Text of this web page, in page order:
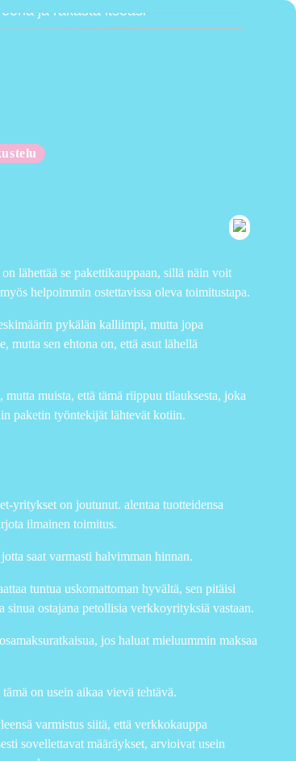
ja rakasta itseäsi
lähettää se pakettikauppaan, sillä näin voit
helpoimmin ostettavissa oleva toimitustapa.
pykälän kalliimpi, mutta jopa
mutta sen ehtona on, että asut lähellä
muista, että tämä riippuu tilauksesta, joka
paketin työntekijät lähtevät kotiin.
yritykset on joutunut. alentaa tuotteidensa
ilmainen toimitus.
saat varmasti halvimman hinnan.
tuntua uskomattoman hyvältä, sen pitäisi
sinua ostajana petollisia verkkoyrityksiä vastaan.
jos haluat mieluummin maksaa
on usein aikaa vievä tehtävä.
varmistus siitä, että verkkokauppa
sovellettavat määräykset, arvioivat usein